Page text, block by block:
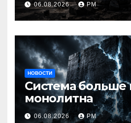
06.08.2026 РМ
НОВОСТИ
Система больше
монолитна
06.08.2026 РМ